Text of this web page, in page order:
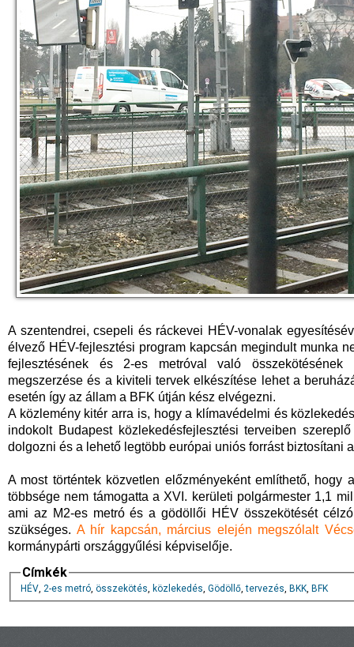
A szentendrei, csepeli és ráckevei HÉV-vonalak
élvező HÉV-fejlesztési program kapcsán megindult munka
fejlesztésének és 2-es metróval való
megszerzése és a kiviteli tervek elkészítése lehet a
esetén így az állam a BFK útján kész elvégezni.
A közlemény kitér arra is, hogy a klímavédelmi és
indokolt Budapest közlekedésfejlesztési terveiben
dolgozni és a lehető legtöbb európai uniós forrást biztosítani
A most történtek közvetlen előzményeként említhető,
többsége nem támogatta a XVI. kerületi polgármester 1,1
ami az M2-es metró és a gödöllői HÉV összekötését
szükséges. A hír kapcsán, március elején megszólalt
kormánypárti országgyűlési képviselője.
Címkék
HÉV, 2-es metró, összekötés, közlekedés, Gödöllő,tervezés, BKK, BFK